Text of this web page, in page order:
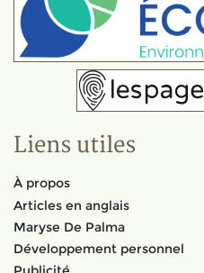
Liens utiles
À propos
Articles en anglais
Maryse De Palma
Développement personnel